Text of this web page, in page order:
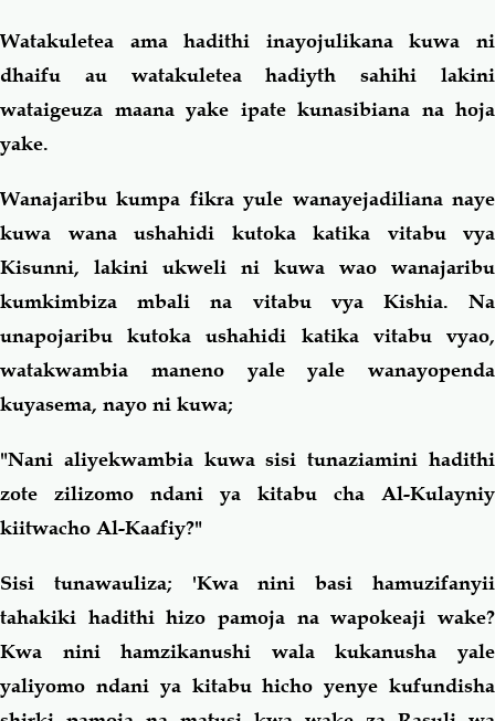
Watakuletea ama hadithi inayojulikana kuwa ni
dhaifu au watakuletea hadiyth sahihi lakini
wataigeuza maana yake ipate kunasibiana na hoja
yake.
Wanajaribu kumpa fikra yule wanayejadiliana naye
kuwa wana ushahidi kutoka katika vitabu vya
Kisunni, lakini ukweli ni kuwa wao wanajaribu
kumkimbiza mbali na vitabu vya Kishia. Na
unapojaribu kutoka ushahidi katika vitabu vyao,
watakwambia maneno yale yale wanayopenda
kuyasema, nayo ni kuwa;
"Nani aliyekwambia kuwa sisi tunaziamini hadithi
zote zilizomo ndani ya kitabu cha Al-Kulayniy
kiitwacho Al-Kaafiy?"
Sisi tunawauliza; 'Kwa nini basi hamuzifanyii
tahakiki hadithi hizo pamoja na wapokeaji wake?
Kwa nini hamzikanushi wala kukanusha yale
yaliyomo ndani ya kitabu hicho yenye kufundisha